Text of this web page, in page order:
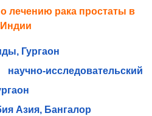
лечению рака простаты в
Индии
Гургаон
исследовательский
Азия, Бангалор